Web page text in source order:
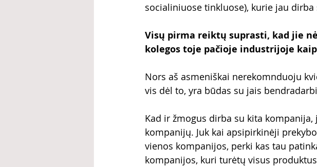
socialiniuose tinkluose), kurie jau
Visų pirma reiktų suprasti, kad jie
kolegos toje pačioje industrijoje
Nors aš asmeniškai nerekomnduoju
vis dėl to, yra būdas su jais
Kad ir žmogus dirba su kita
kompanijų. Juk kai apsipirkinėji
vienos kompanijos, perki kas tau
kompanijos, kuri turėtų visus